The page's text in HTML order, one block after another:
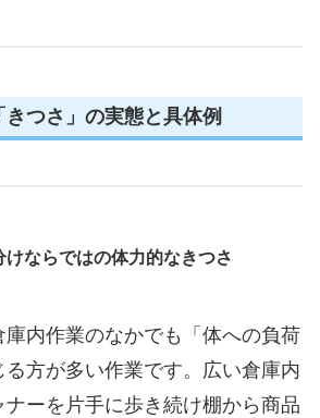
つさ」の実態と具体例
けならではの体力的なきつさ
庫内作業のなかでも「体への負荷
方が多い作業です。広い倉庫内
ナーを片手に歩き続け棚から商品